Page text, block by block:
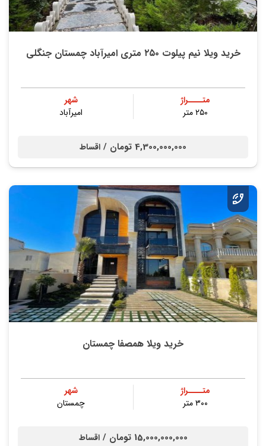
خرید ویلا نیم پیلوت ۲۵۰ متری امیرآباد چمستان جنگلی
متــــراژ
۲۵۰ متر
شهر
امیرآباد
4,300,000,000 تومان / اقساط
خرید ویلا همصفا چمستان
متــــراژ
۳۰۰ متر
شهر
چمستان
15,000,000,000 تومان / اقساط